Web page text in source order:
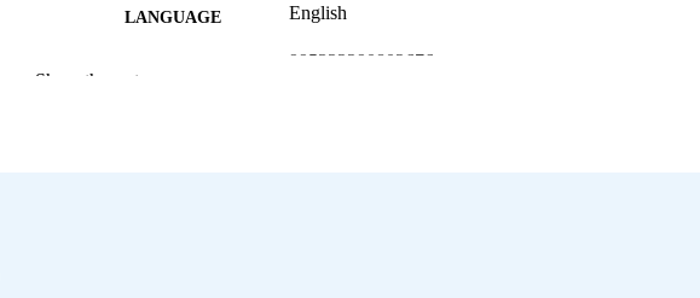
LANGUAGE English
995322290802676
Show the rest